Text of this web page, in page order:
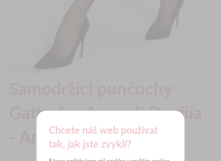
Gatta Ars Amandi Devilia
- AngeliaChcete náš web používat
tak, jak jste zvyklí?